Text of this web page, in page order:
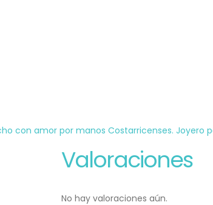
con amor por manos Costarricenses.
Valoraciones
No hay valoraciones aún.